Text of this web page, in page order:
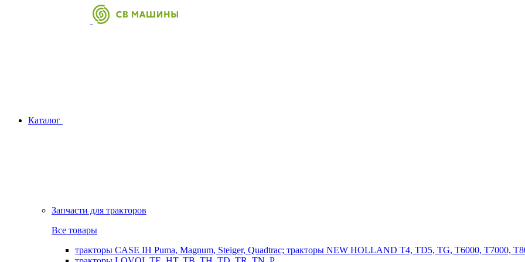
Каталог
Запчасти для тракторов
Все товары
тракторы CASE IH Puma, Magnum, Steiger, Quadtrac; тракторы NEW HOLLAND T4, TD5, TG, T6000, T7000,